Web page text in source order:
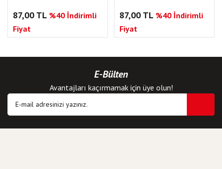
87,00 TL %40 İndirimli
Fiyat
87,00 TL %40 İndirimli
Fiyat
E-Bülten
Avantajları kaçırmamak için üye olun!